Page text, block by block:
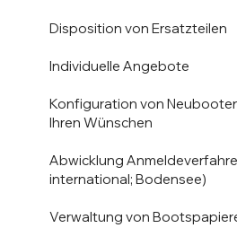
Disposition von Ersatzteilen
Individuelle Angebote
Konfiguration von
Ihren Wünschen
Abwicklung
international; Bodensee)
Verwaltung von